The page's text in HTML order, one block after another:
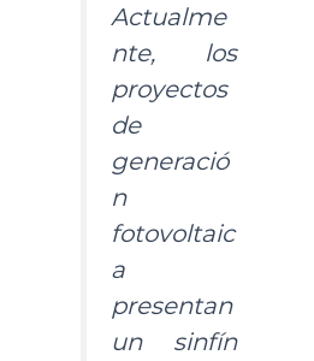
Actualme
nte, los
proyectos
de
generació
n
fotovoltaic
a
presentan
un sinfín